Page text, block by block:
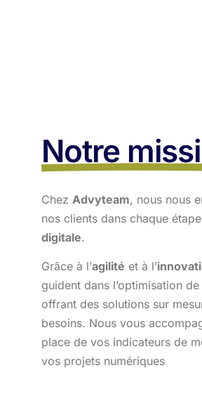
Notre
Chez Advyteam, nous nous
nos clients dans chaque
digitale.
Grâce à l’agilité et à l’
guident dans l’optimisation
offrant des solutions sur
besoins. Nous vous
place de vos indicateurs de
vos projets numériques